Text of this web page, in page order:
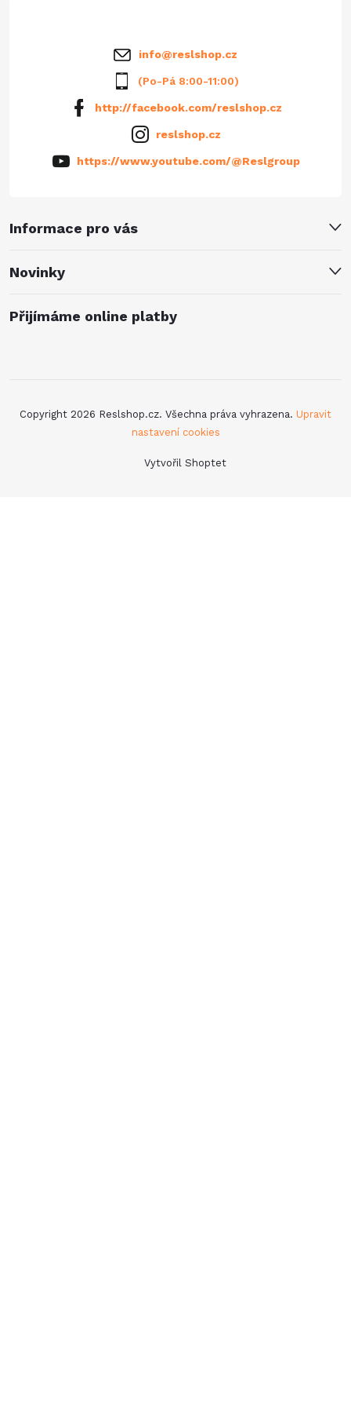
Informace pro vás
Novinky
info@reslshop.cz
(Po-Pá 8:00-11:00)
http://facebook.com/reslshop.cz
reslshop.cz
https://www.youtube.com/@Reslgroup
Přijímáme online platby
Vytvořil Shoptet
Copyright 2026 Reslshop.cz. Všechna práva vyhrazena. Upravit
nastavení cookies